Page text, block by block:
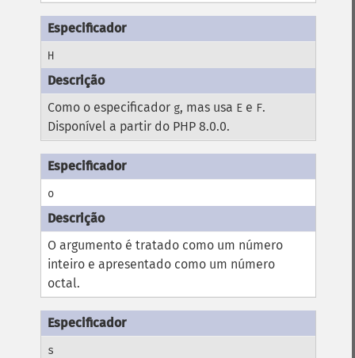
H
Como o especificador g, mas usa E e F.
Disponível a partir do PHP 8.0.0.
o
O argumento é tratado como um número
inteiro e apresentado como um número
octal.
s